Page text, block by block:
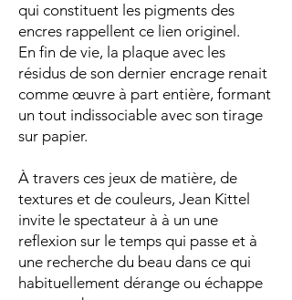
qui constituent les pigments des
encres rappellent ce lien originel.
En fin de vie, la plaque avec les
résidus de son dernier encrage renait
comme œuvre à part entière, formant
un tout indissociable avec son tirage
sur papier.
À travers ces jeux de matière, de
textures et de couleurs, Jean Kittel
invite le spectateur à à un une
reflexion sur le temps qui passe et à
une recherche du beau dans ce qui
habituellement dérange ou échappe